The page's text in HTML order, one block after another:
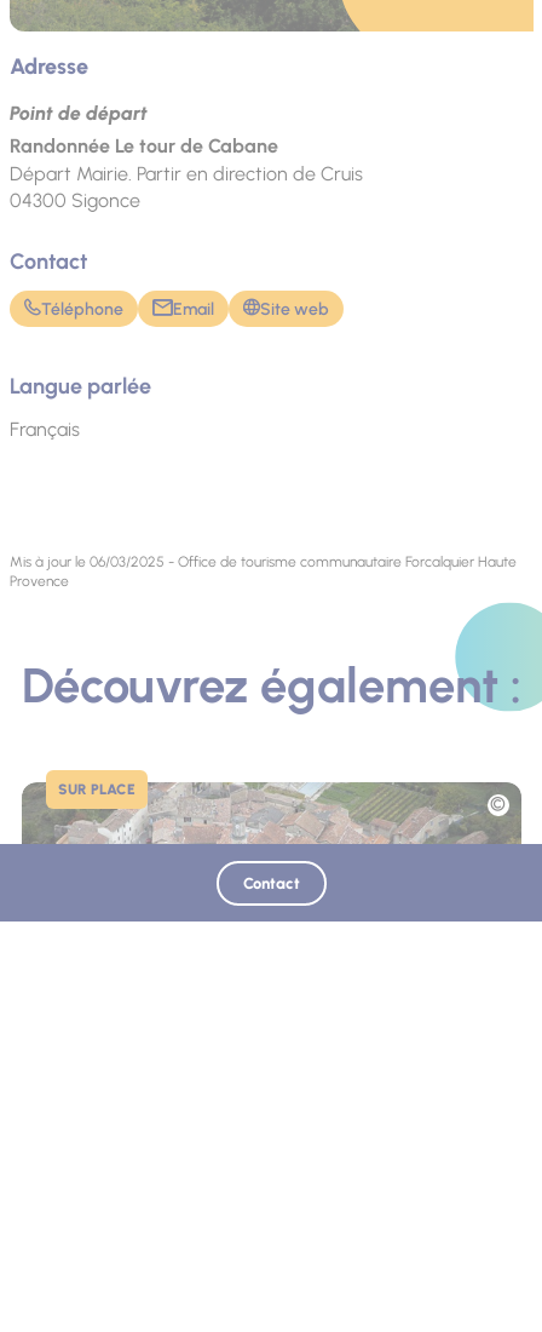
Adresse
Point de départ
Randonnée Le tour de Cabane
Départ Mairie. Partir en direction de Cruis
04300 Sigonce
Contact
Téléphone Email Site web
Langue parlée
Français
Mis à jour le 06/03/2025 - Office de tourisme communautaire Forcalquier Haute
Provence
Découvrez également :
PhotoSUR PLACE
Contact